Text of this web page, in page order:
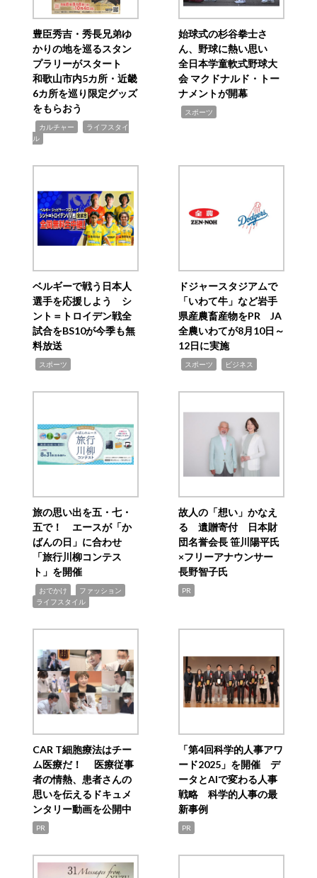
豊臣秀吉・秀長兄弟ゆ
かりの地を巡るスタン
プラリーがスタート
和歌山市内5カ所・近畿
6カ所を巡り限定グッズ
をもらおう
カルチャー
ライフスタイ
ル
始球式の杉谷拳士さ
ん、野球に熱い思い
全日本学童軟式野球大
会 マクドナルド・トー
ナメントが開幕
スポーツ
ベルギーで戦う日本人
選手を応援しよう シ
ント＝トロイデン戦全
試合をBS10が今季も無
料放送
スポーツ
ドジャースタジアムで
「いわて牛」など岩手
県産農畜産物をPR JA
全農いわてが8月10日～
12日に実施
スポーツ ビジネス
旅の思い出を五・七・
五で！ エースが「か
ばんの日」に合わせ
「旅行川柳コンテス
ト」を開催
おでかけ ファッション
ライフスタイル
故人の「想い」かなえ
る 遺贈寄付 日本財
団名誉会長 笹川陽平氏
×フリーアナウンサー
長野智子氏
PR
CAR T細胞療法はチー
ム医療だ！ 医療従事
者の情熱、患者さんの
思いを伝えるドキュメ
ンタリー動画を公開中
PR
「第4回科学的人事アワ
ード2025」を開催 デ
ータとAIで変わる人事
戦略 科学的人事の最
新事例
PR